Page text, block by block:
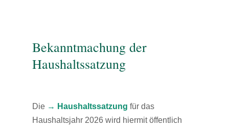
Bekanntmachung der
Haushaltssatzung
Die → Haushaltssatzung für das
Haushaltsjahr 2026 wird hiermit öffentlich